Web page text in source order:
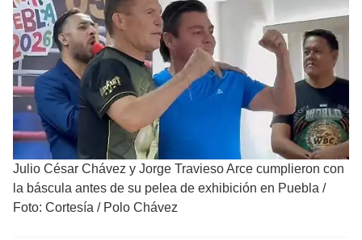
Julio César Chávez y Jorge Travieso Arce cumplieron con
la báscula antes de su pelea de exhibición en Puebla /
Foto: Cortesía / Polo Chávez